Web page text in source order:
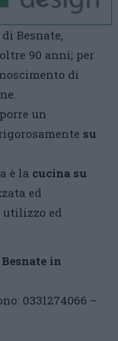
di Besnate,
90 anni; per
di
un
su
è la cucina su
ed
utilizzo ed
in
0331274066 –